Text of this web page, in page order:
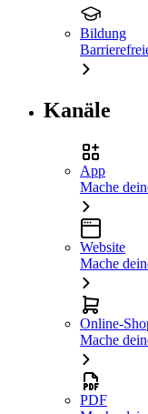
Bildung
Kanäle
App
Mache
Website
Mache
Online-
Mache
PDF